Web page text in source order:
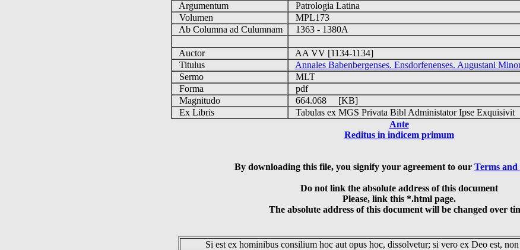
Argumentum
Patrologia Latina
Volumen
MPL173
Ab Columna ad Culumnam
1363 - 1380A
Auctor
AA VV [1134-1134]
Titulus
Annales Babenbergenses. Ensdorfenenses. Augustani
Sermo
MLT
Forma
pdf
Magnitudo
664.068 [KB]
Ex Libris
Tabulas ex MGS Privata Bibl Administator Ipse Exquisivit
Ante
Reditus in indicem primum
By downloading this file, you signify your agreement to our Terms
Do not link the absolute address of this document
Please, link this *.html page.
The absolute address of this document will be changed over
Si est ex hominibus consilium hoc aut opus hoc, dissolvetur; si vero ex Deo est,